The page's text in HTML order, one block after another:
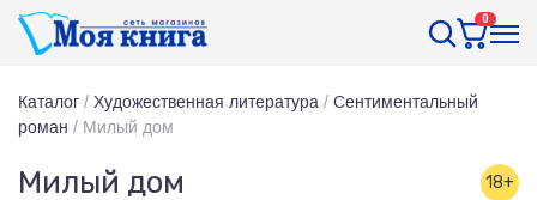
0
Каталог / Художественная литература / Сентиментальный
роман / Милый дом
Милый дом 18+